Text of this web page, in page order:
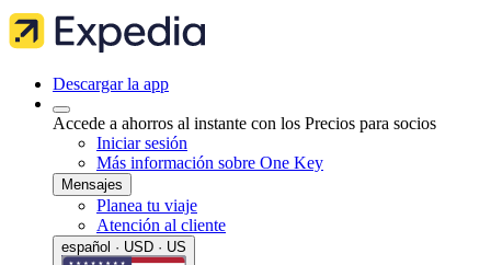
Descargar la app
Accede a ahorros al instante con los Precios para socios
Iniciar sesión
Más información sobre One Key
Mensajes
Planea tu viaje
Atención al cliente
español · USD · US